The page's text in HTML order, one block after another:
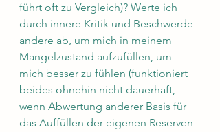
führt oft zu Vergleich)? Werte ich
durch innere Kritik und Beschwerde
andere ab, um mich in meinem
Mangelzustand aufzufüllen, um
mich besser zu fühlen (funktioniert
beides ohnehin nicht dauerhaft,
wenn Abwertung anderer Basis für
das Auffüllen der eigenen Reserven